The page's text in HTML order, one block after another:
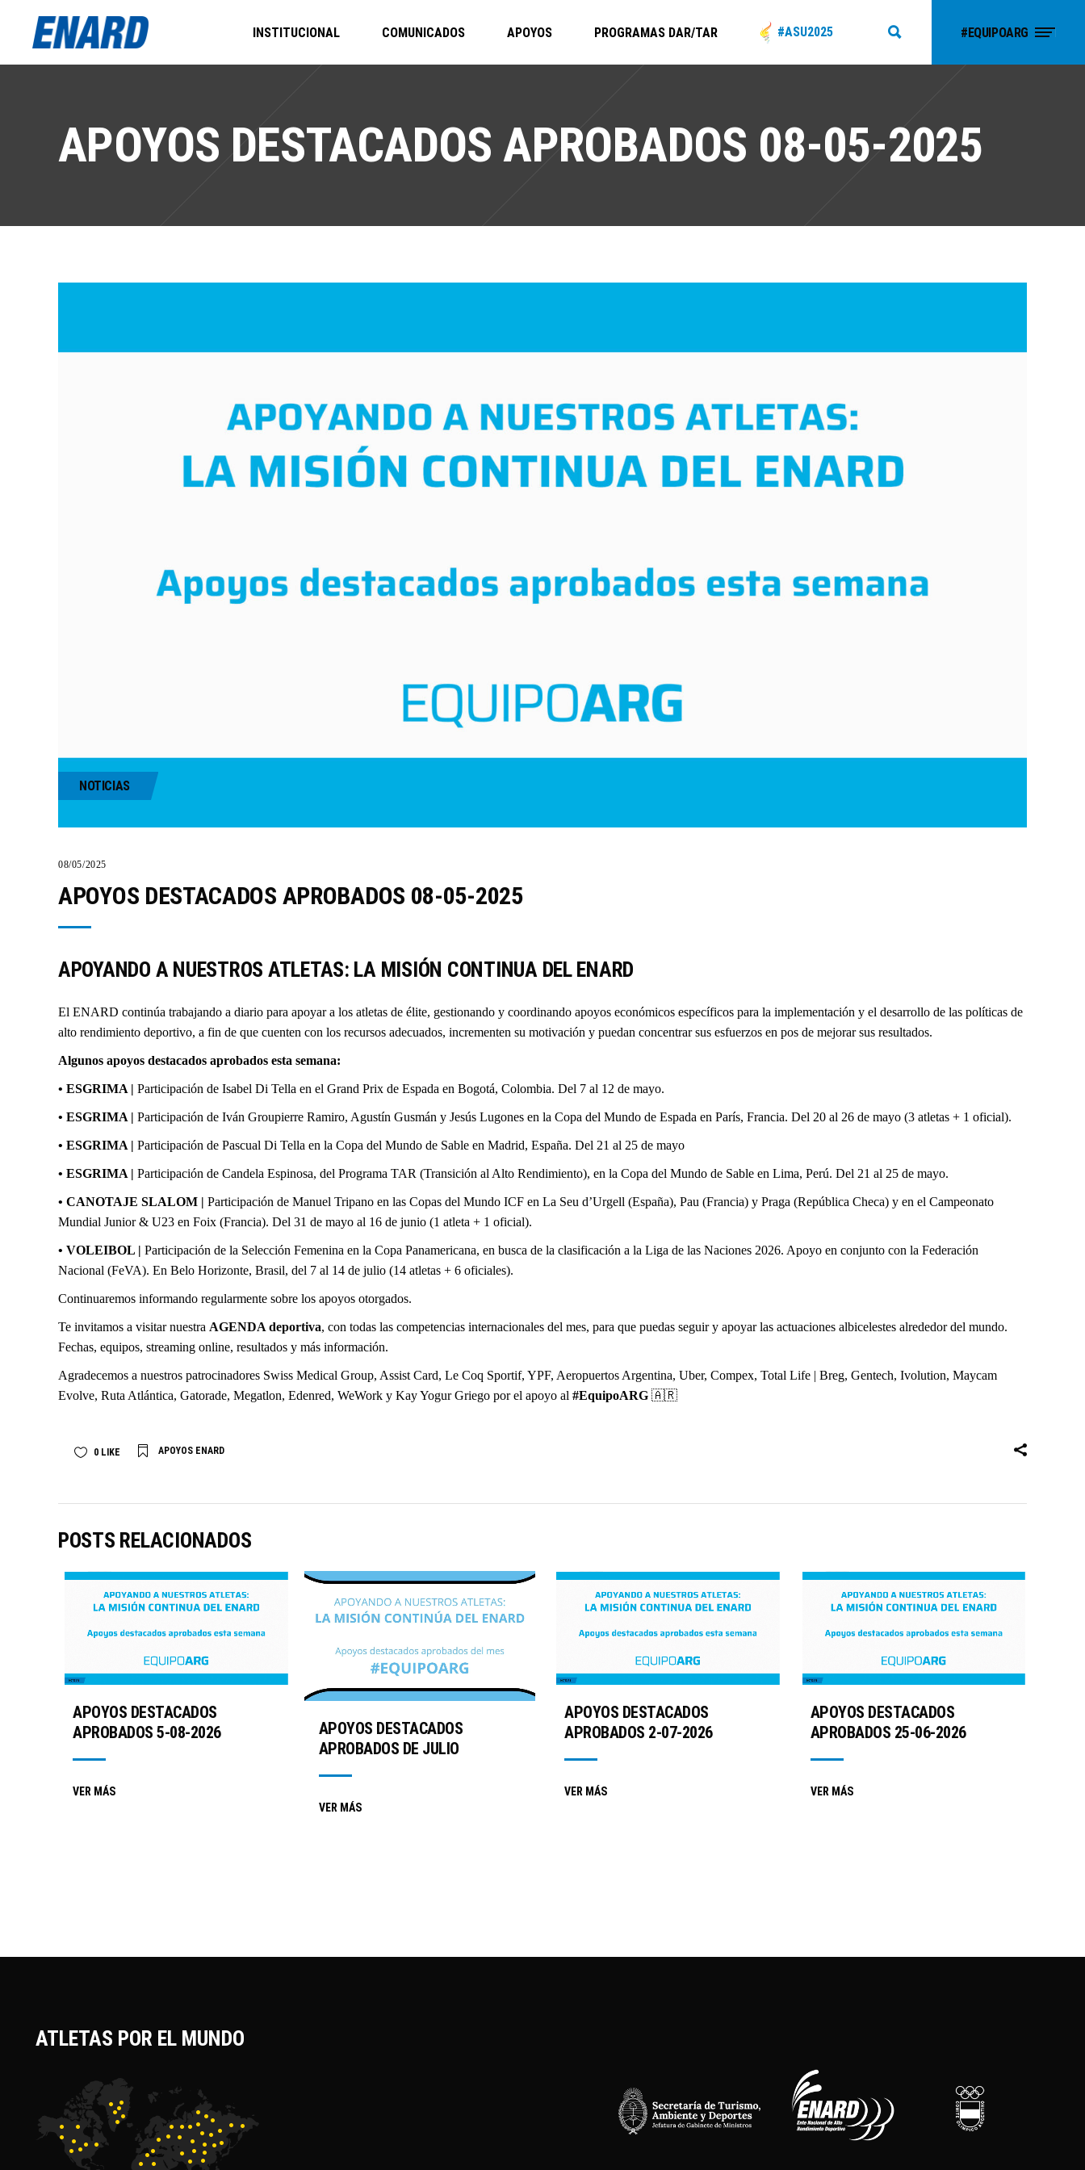
INSTITUCIONAL COMUNICADOS APOYOS PROGRAMAS DAR/TAR #ASU2025 #EQUIPOARG
APOYOS DESTACADOS APROBADOS 08-05-2025
NOTICIAS
08/05/2025
APOYOS DESTACADOS APROBADOS 08-05-2025
APOYANDO A NUESTROS ATLETAS: LA MISIÓN CONTINUA DEL ENARD
El ENARD continúa trabajando a diario para apoyar a los atletas de élite, gestionando y coordinando apoyos económicos específicos para la implementación y el desarrollo de las políticas de
alto rendimiento deportivo, a fin de que cuenten con los recursos adecuados, incrementen su motivación y puedan concentrar sus esfuerzos en pos de mejorar sus resultados.
Algunos apoyos destacados aprobados esta semana:
• ESGRIMA | Participación de Isabel Di Tella en el Grand Prix de Espada en Bogotá, Colombia. Del 7 al 12 de mayo.
• ESGRIMA | Participación de Iván Groupierre Ramiro, Agustín Gusmán y Jesús Lugones en la Copa del Mundo de Espada en París, Francia. Del 20 al 26 de mayo (3 atletas + 1 oficial).
• ESGRIMA | Participación de Pascual Di Tella en la Copa del Mundo de Sable en Madrid, España. Del 21 al 25 de mayo
• ESGRIMA | Participación de Candela Espinosa, del Programa TAR (Transición al Alto Rendimiento), en la Copa del Mundo de Sable en Lima, Perú. Del 21 al 25 de mayo.
• CANOTAJE SLALOM | Participación de Manuel Tripano en las Copas del Mundo ICF en La Seu d’Urgell (España), Pau (Francia) y Praga (República Checa) y en el Campeonato
Mundial Junior & U23 en Foix (Francia). Del 31 de mayo al 16 de junio (1 atleta + 1 oficial).
• VOLEIBOL | Participación de la Selección Femenina en la Copa Panamericana, en busca de la clasificación a la Liga de las Naciones 2026. Apoyo en conjunto con la Federación
Nacional (FeVA). En Belo Horizonte, Brasil, del 7 al 14 de julio (14 atletas + 6 oficiales).
Continuaremos informando regularmente sobre los apoyos otorgados.
Te invitamos a visitar nuestra AGENDA deportiva, con todas las competencias internacionales del mes, para que puedas seguir y apoyar las actuaciones albicelestes alrededor del mundo.
Fechas, equipos, streaming online, resultados y más información.
Agradecemos a nuestros patrocinadores Swiss Medical Group, Assist Card, Le Coq Sportif, YPF, Aeropuertos Argentina, Uber, Compex, Total Life | Breg, Gentech, Ivolution, Maycam
Evolve, Ruta Atlántica, Gatorade, Megatlon, Edenred, WeWork y Kay Yogur Griego por el apoyo al #EquipoARG 🇦🇷
0 LIKE APOYOS ENARD
POSTS RELACIONADOS
APOYOS DESTACADOS
APROBADOS 5-08-2026
VER MÁS
APOYOS DESTACADOS
APROBADOS DE JULIO
VER MÁS
APOYOS DESTACADOS
APROBADOS 2-07-2026
VER MÁS
APOYOS DESTACADOS
APROBADOS 25-06-2026
VER MÁS
ATLETAS POR EL MUNDO